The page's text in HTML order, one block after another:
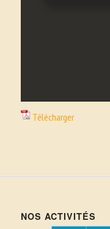
Télécharger
NOS ACTIVITÉS